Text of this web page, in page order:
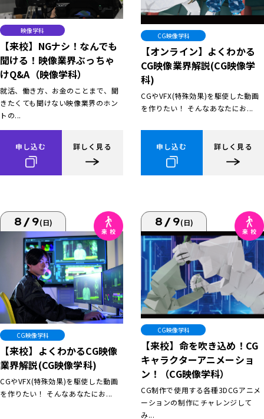
映像学科
【来校】NGナシ！なんでも
聞ける！映像業界ぶっちゃ
けQ&A（映像学科）
就活、働き方、お金のことまで、聞
きたくても聞けない映像業界のホン
トの...
申し込む 詳しく見る
CG映像学科
【オンライン】よくわかる
CG映像業界解説(CG映像学
科)
CGやVFX(特殊効果)を駆使した動画
を作りたい！ そんなあなたにお...
申し込む 詳しく見る
8/9(日)
CG映像学科
【来校】よくわかるCG映像
業界解説(CG映像学科)
CGやVFX(特殊効果)を駆使した動画
を作りたい！ そんなあなたにお...
8/9(日)
CG映像学科
【来校】命を吹き込め！CG
キャラクターアニメーショ
ン！（CG映像学科）
CG制作で使用する各種3DCGアニメ
ーションの制作にチャレンジして
み...